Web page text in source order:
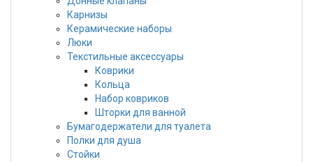
Карнизы
Керамические наборы
Люки
Текстильные аксессуары
Коврики
Кольца
Набор ковриков
Шторки для ванной
Бумагодержатели для туалета
Полки для душа
Стойки